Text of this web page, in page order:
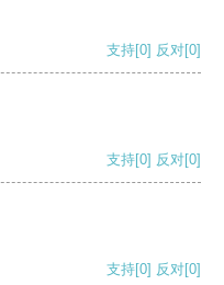
支持[0] 反对[0]
支持[0] 反对[0]
支持[0] 反对[0]